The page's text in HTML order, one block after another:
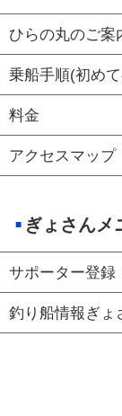
ひらの丸のご案
乗船手順(初め
料金
アクセスマップ
ぎょさんメ
サポーター登録
釣り船情報ぎょ